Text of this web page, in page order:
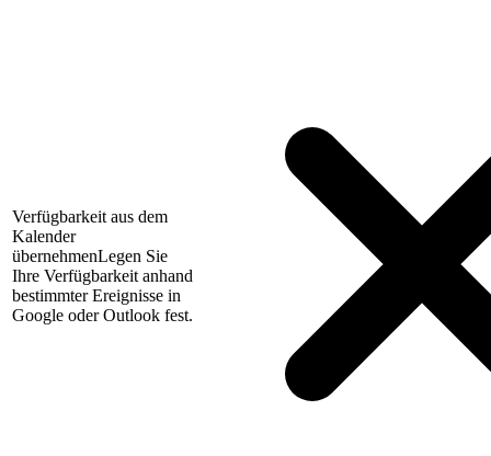
Verfügbarkeit aus dem
Kalender
übernehmenLegen Sie
Ihre Verfügbarkeit anhand
bestimmter Ereignisse in
Google oder Outlook fest.